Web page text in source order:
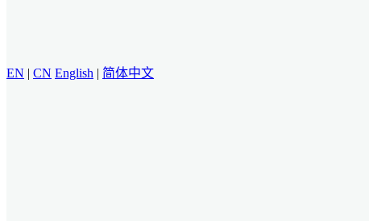
EN | CN English | 简体中文